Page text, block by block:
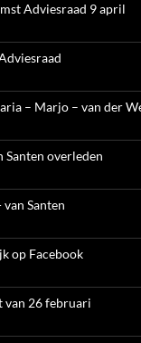
Adviesraad 9 april
– Marjo – van der
Santen overleden
van Santen
op Facebook
van 26 februari